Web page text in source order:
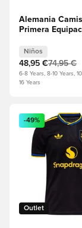
Alemania
Primera
Niños
48,95 €74,95 €
6-8 Years, 8-10 Years,
16 Years
Abre un modal
Outlet
-49%